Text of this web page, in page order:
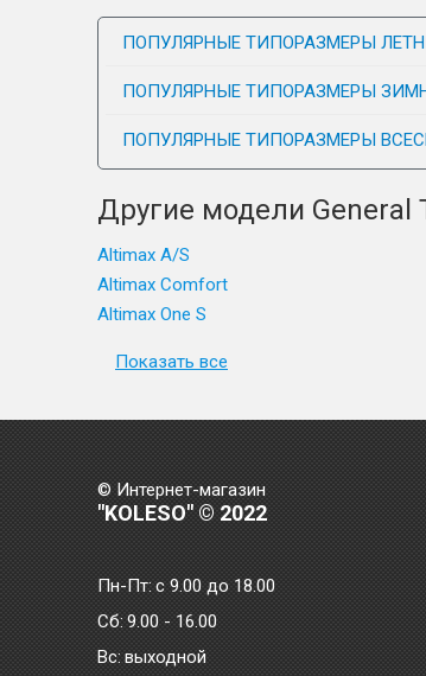
ПОПУЛЯРНЫЕ ТИПОРАЗМЕРЫ
ПОПУЛЯРНЫЕ ТИПОРАЗМЕРЫ
ПОПУЛЯРНЫЕ ТИПОРАЗМЕРЫ
Другие модели General
Altimax A/S
Altimax Comfort
Altimax One S
Показать все
© Интернет-магазин
"KOLESO" © 2022
Пн-Пт:с 9.00 до 18.00
Сб: 9.00 - 16.00
Bc: выходной